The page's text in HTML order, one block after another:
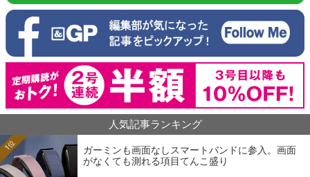
人気記事ランキング
ガーミンも画面なしスマートバンドに参入。画面
がなくても測れる項目てんこ盛り
1位